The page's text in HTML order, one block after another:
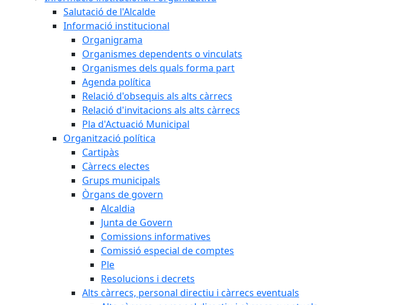
Salutació de l'Alcalde
Informació institucional
Organigrama
Organismes dependents o vinculats
Organismes dels quals forma part
Agenda política
Relació d'obsequis als alts càrrecs
Relació d'invitacions als alts càrrecs
Pla d'Actuació Municipal
Organització política
Cartipàs
Càrrecs electes
Grups municipals
Òrgans de govern
Alcaldia
Junta de Govern
Comissions informatives
Comissió especial de comptes
Ple
Resolucions i decrets
Alts càrrecs, personal directiu i càrrecs eventuals